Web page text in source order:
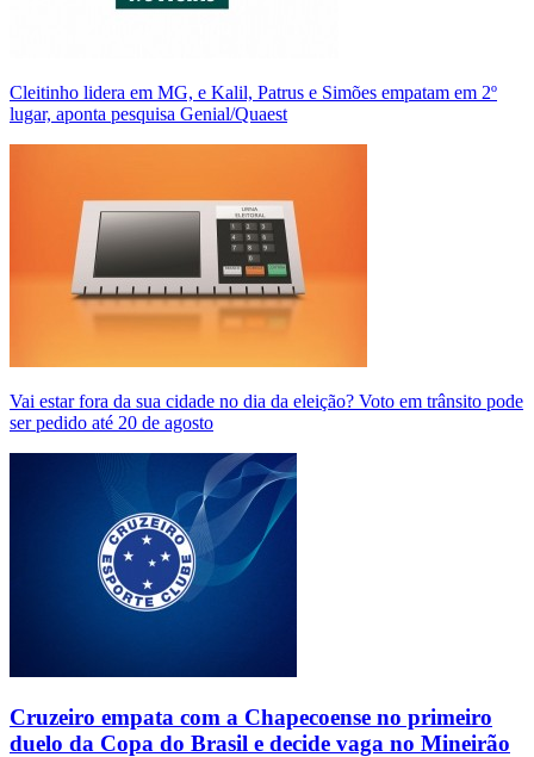
Cleitinho lidera em MG, e Kalil, Patrus e Simões empatam em 2º
lugar, aponta pesquisa Genial/Quaest
Vai estar fora da sua cidade no dia da eleição? Voto em trânsito pode
ser pedido até 20 de agosto
Cruzeiro empata com a Chapecoense no primeiro
duelo da Copa do Brasil e decide vaga no Mineirão